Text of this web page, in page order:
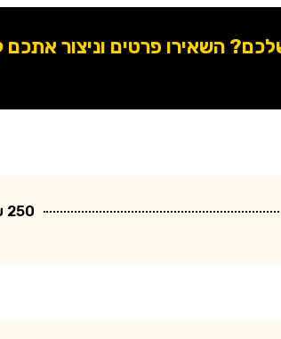
השאירו פרטים וניצור
250 ₪ - 200 ₪